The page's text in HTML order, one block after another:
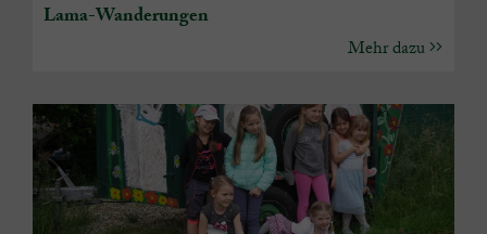
Lama-Wanderungen
Mehr dazu